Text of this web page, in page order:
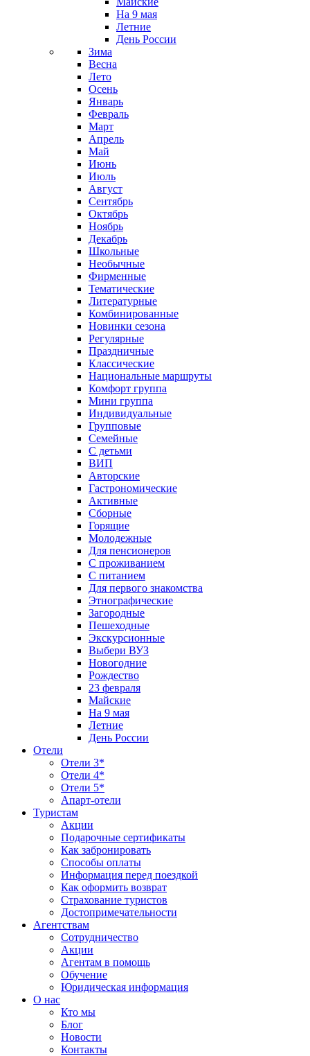
На 9 мая
Летние
День России
Зима
Весна
Лето
Осень
Январь
Февраль
Март
Апрель
Май
Июнь
Июль
Август
Сентябрь
Октябрь
Ноябрь
Декабрь
Школьные
Необычные
Фирменные
Тематические
Литературные
Комбинированные
Новинки сезона
Регулярные
Праздничные
Классические
Национальные маршруты
Комфорт группа
Мини группа
Индивидуальные
Групповые
Семейные
С детьми
ВИП
Авторские
Гастрономические
Активные
Сборные
Горящие
Молодежные
Для пенсионеров
С проживанием
С питанием
Для первого знакомства
Этнографические
Загородные
Пешеходные
Экскурсионные
Выбери ВУЗ
Новогодние
Рождество
23 февраля
Майские
На 9 мая
Летние
День России
Отели
Отели 3*
Отели 4*
Отели 5*
Апарт-отели
Туристам
Акции
Подарочные сертификаты
Как забронировать
Способы оплаты
Информация перед поездкой
Как оформить возврат
Страхование туристов
Достопримечательности
Агентствам
Сотрудничество
Акции
Агентам в помощь
Обучение
Юридическая информация
О нас
Кто мы
Блог
Новости
Контакты